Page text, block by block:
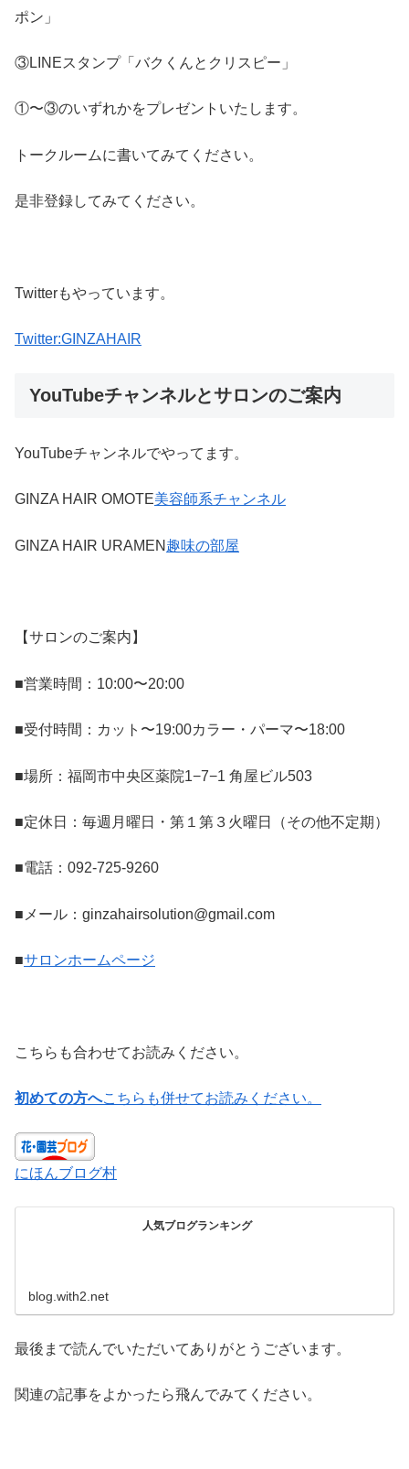
ポン」
③LINEスタンプ「バクくんとクリスピー」
①〜③のいずれかをプレゼントいたします。
トークルームに書いてみてください。
是非登録してみてください。
Twitterもやっています。
Twitter:GINZAHAIR
YouTubeチャンネルとサロンのご案内
YouTubeチャンネルでやってます。
GINZA HAIR OMOTE美容師系チャンネル
GINZA HAIR URAMEN 趣味の部屋
【サロンのご案内】
■営業時間：10:00〜20:00
■受付時間：カット〜19:00カラー・パーマ〜18:00
■場所：福岡市中央区薬院1−7−1 角屋ビル503
■定休日：毎週月曜日・第１第３火曜日（その他不定期）
■電話：092-725-9260
■メール：ginzahairsolution@gmail.com
■サロンホームページ
こちらも合わせてお読みください。
初めての方へこちらも併せてお読みください。
にほんブログ村
人気ブログランキング
blog.with2.net
最後まで読んでいただいてありがとうございます。
関連の記事をよかったら飛んでみてください。